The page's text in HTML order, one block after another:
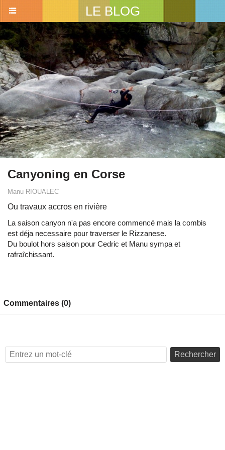
LE BLOG
Canyoning en Corse
Manu RIOUALEC
Ou travaux accros en rivière
La saison canyon n'a pas encore commencé mais la combis
est déja necessaire pour traverser le Rizzanese.
Du boulot hors saison pour Cedric et Manu sympa et
rafraîchissant.
Commentaires (0)
Rechercher